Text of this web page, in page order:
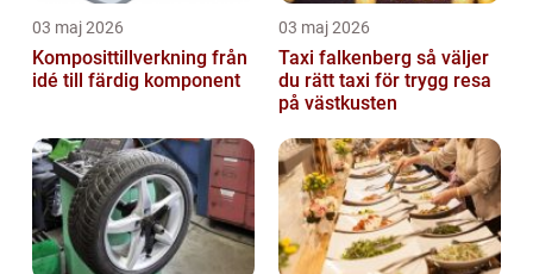
03 maj 2026
Komposittillverkning från
idé till färdig komponent
03 maj 2026
Taxi falkenberg så väljer
du rätt taxi för trygg resa
på västkusten